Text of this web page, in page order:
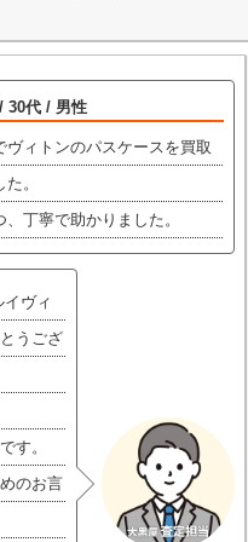
30代 / 男性
ヴィトンのパスケースを買取
。
、丁寧で助かりました。
ヴィ
うござ
す。
のお言